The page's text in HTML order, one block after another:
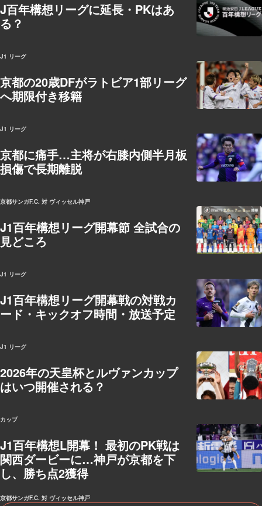
J百年構想リーグに延長・PKはあ
る？
J1 リーグ
京都の20歳DFがラトビア1部リーグ
へ期限付き移籍
J1 リーグ
京都に痛手…主将が右膝内側半月板
損傷で長期離脱
京都サンガF.C. 対 ヴィッセル神戸
J1百年構想リーグ開幕節 全試合の
見どころ
J1 リーグ
J1百年構想リーグ開幕戦の対戦カ
ード・キックオフ時間・放送予定
J1 リーグ
2026年の天皇杯とルヴァンカップ
はいつ開催される？
カップ
J1百年構想L開幕！ 最初のPK戦は
関西ダービーに…神戸が京都を下
し、勝ち点2獲得
京都サンガF.C. 対 ヴィッセル神戸